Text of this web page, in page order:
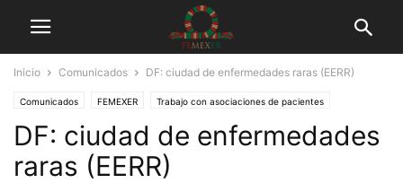
Inicio Comunicados DF: ciudad de enfermedades raras (EERR)
Comunicados FEMEXER Trabajo con asociaciones de pacientes
DF: ciudad de enfermedades
raras (EERR)